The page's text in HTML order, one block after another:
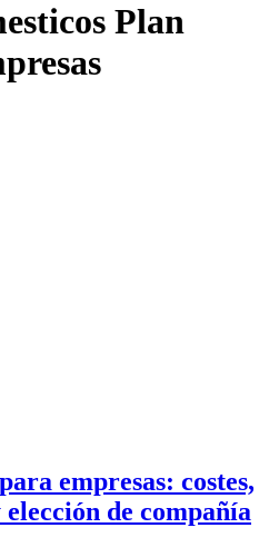
Plan
empresas: costes,
de compañía